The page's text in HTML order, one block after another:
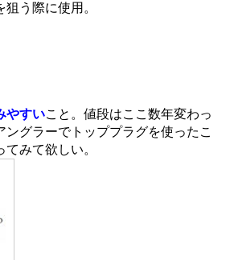
う際に使用。
やすいこと。値段はここ数年変わっ
ングラーでトッププラグを使ったこ
みて欲しい。